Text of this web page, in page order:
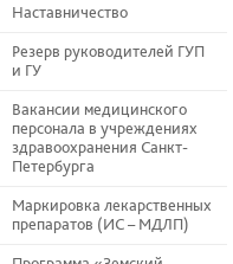
Наставничество
Резерв руководителей ГУП
и ГУ
Вакансии медицинского
персонала в учреждениях
здравоохранения Санкт-
Петербурга
Маркировка лекарственных
препаратов (ИС – МДЛП)